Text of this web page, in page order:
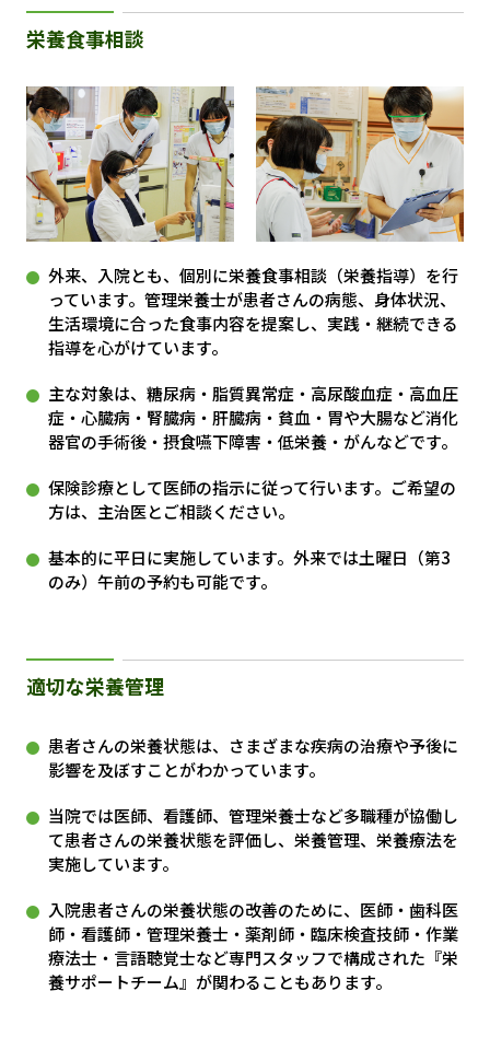
栄養食事相談
外来、入院とも、個別に栄養食事相談（栄養指導）を行
っています。管理栄養士が患者さんの病態、身体状況、
生活環境に合った食事内容を提案し、実践・継続できる
指導を心がけています。
主な対象は、糖尿病・脂質異常症・高尿酸血症・高血圧
症・心臓病・腎臓病・肝臓病・貧血・胃や大腸など消化
器官の手術後・摂食嚥下障害・低栄養・がんなどです。
保険診療として医師の指示に従って行います。ご希望の
方は、主治医とご相談ください。
基本的に平日に実施しています。外来では土曜日（第3
のみ）午前の予約も可能です。
適切な栄養管理
患者さんの栄養状態は、さまざまな疾病の治療や予後に
影響を及ぼすことがわかっています。
当院では医師、看護師、管理栄養士など多職種が協働し
て患者さんの栄養状態を評価し、栄養管理、栄養療法を
実施しています。
入院患者さんの栄養状態の改善のために、医師・歯科医
師・看護師・管理栄養士・薬剤師・臨床検査技師・作業
療法士・言語聴覚士など専門スタッフで構成された『栄
養サポートチーム』が関わることもあります。